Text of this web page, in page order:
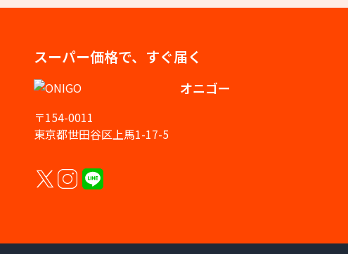
スーパー価格で、すぐ届く
オニゴー
〒154-0011
東京都世田谷区上馬1-17-5